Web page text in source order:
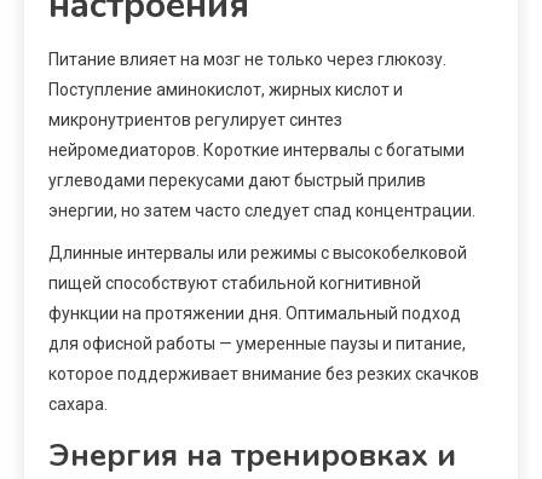
Питание влияет на мозг не только через глюкозу.
Поступление аминокислот, жирных кислот и
микронутриентов регулирует синтез
нейромедиаторов. Короткие интервалы с богатыми
углеводами перекусами дают быстрый прилив
энергии, но затем часто следует спад концентрации.
Длинные интервалы или режимы с высокобелковой
пищей способствуют стабильной когнитивной
функции на протяжении дня. Оптимальный подход
для офисной работы — умеренные паузы и питание,
которое поддерживает внимание без резких скачков
сахара.
Энергия на тренировках и